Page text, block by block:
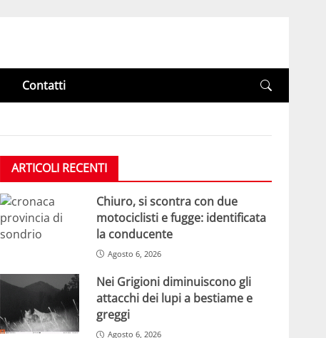
Contatti
ARTICOLI RECENTI
Chiuro, si scontra con due
motociclisti e fugge: identificata
la conducente
Agosto 6, 2026
Nei Grigioni diminuiscono gli
attacchi dei lupi a bestiame e
greggi
Agosto 6, 2026